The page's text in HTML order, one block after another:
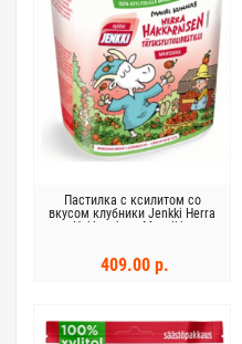
Пастилка с ксилитом со
вкусом клубники Jenkki Herra
Hakkarainen Mansikka
409.00 р.